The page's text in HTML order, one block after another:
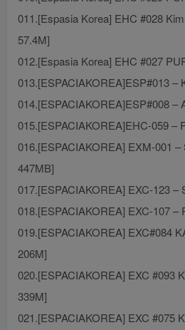
011.[Espasia Korea] EHC #028
57.4M]
012.[Espasia Korea] EHC #027
013.[ESPACIAKOREA]ESP#013 –
014.[ESPACIAKOREA]ESP#008 –
015.[ESPACIAKOREA]EHC-059 –
016.[ESPACIAKOREA] EXM-001
447MB]
017.[ESPACIAKOREA] EXC-123 –
018.[ESPACIAKOREA] EXC-107 –
019.[ESPACIAKOREA] EXC#084
206M]
020.[ESPACIAKOREA] EXC #093
339M]
021.[ESPACIAKOREA] EXC #075